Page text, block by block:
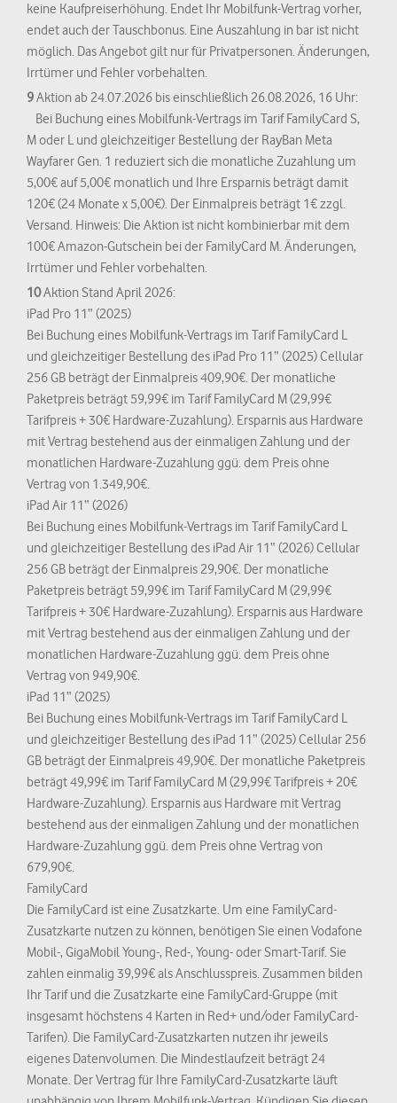
keine Kaufpreiserhöhung. Endet Ihr Mobilfunk-Vertrag vorher,
endet auch der Tauschbonus. Eine Auszahlung in bar ist nicht
möglich. Das Angebot gilt nur für Privatpersonen. Änderungen,
Irrtümer und Fehler vorbehalten.
9Aktion ab 24.07.2026 bis einschließlich 26.08.2026, 16 Uhr:
Bei Buchung eines Mobilfunk-Vertrags im Tarif FamilyCard S,
M oder L und gleichzeitiger Bestellung der RayBan Meta
Wayfarer Gen. 1 reduziert sich die monatliche Zuzahlung um
5,00€ auf 5,00€ monatlich und Ihre Ersparnis beträgt damit
120€ (24 Monate x 5,00€). Der Einmalpreis beträgt 1€ zzgl.
Versand. Hinweis: Die Aktion ist nicht kombinierbar mit dem
100€ Amazon-Gutschein bei der FamilyCard M. Änderungen,
Irrtümer und Fehler vorbehalten.
10Aktion Stand April 2026:
iPad Pro 11“ (2025)
Bei Buchung eines Mobilfunk-Vertrags im Tarif FamilyCard L
und gleichzeitiger Bestellung des iPad Pro 11“ (2025) Cellular
256 GB beträgt der Einmalpreis 409,90€. Der monatliche
Paketpreis beträgt 59,99€ im Tarif FamilyCard M (29,99€
Tarifpreis + 30€ Hardware-Zuzahlung). Ersparnis aus Hardware
mit Vertrag bestehend aus der einmaligen Zahlung und der
monatlichen Hardware-Zuzahlung ggü. dem Preis ohne
Vertrag von 1.349,90€.
iPad Air 11“ (2026)
Bei Buchung eines Mobilfunk-Vertrags im Tarif FamilyCard L
und gleichzeitiger Bestellung des iPad Air 11“ (2026) Cellular
256 GB beträgt der Einmalpreis 29,90€. Der monatliche
Paketpreis beträgt 59,99€ im Tarif FamilyCard M (29,99€
Tarifpreis + 30€ Hardware-Zuzahlung). Ersparnis aus Hardware
mit Vertrag bestehend aus der einmaligen Zahlung und der
monatlichen Hardware-Zuzahlung ggü. dem Preis ohne
Vertrag von 949,90€.
iPad 11“ (2025)
Bei Buchung eines Mobilfunk-Vertrags im Tarif FamilyCard L
und gleichzeitiger Bestellung des iPad 11“ (2025) Cellular 256
GB beträgt der Einmalpreis 49,90€. Der monatliche Paketpreis
beträgt 49,99€ im Tarif FamilyCard M (29,99€ Tarifpreis + 20€
Hardware-Zuzahlung). Ersparnis aus Hardware mit Vertrag
bestehend aus der einmaligen Zahlung und der monatlichen
Hardware-Zuzahlung ggü. dem Preis ohne Vertrag von
679,90€.
FamilyCard
Die FamilyCard ist eine Zusatzkarte. Um eine FamilyCard-
Zusatzkarte nutzen zu können, benötigen Sie einen Vodafone
Mobil-, GigaMobil Young-, Red-, Young- oder Smart-Tarif. Sie
zahlen einmalig 39,99€ als Anschlusspreis. Zusammen bilden
Ihr Tarif und die Zusatzkarte eine FamilyCard-Gruppe (mit
insgesamt höchstens 4 Karten in Red+ und/oder FamilyCard-
Tarifen). Die FamilyCard-Zusatzkarten nutzen ihr jeweils
eigenes Datenvolumen. Die Mindestlaufzeit beträgt 24
Monate. Der Vertrag für Ihre FamilyCard-Zusatzkarte läuft